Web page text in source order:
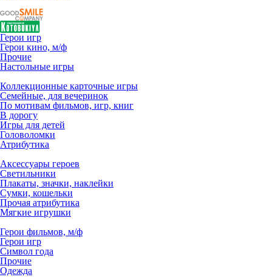
Герои игр
Герои кино, м/ф
Прочие
Настольные игры
Коллекционные карточные игры
Семейные, для вечеринок
По мотивам фильмов, игр, книг
В дорогу
Игры для детей
Головоломки
Атрибутика
Аксессуары героев
Светильники
Плакаты, значки, наклейки
Сумки, кошельки
Прочая атрибутика
Мягкие игрушки
Герои фильмов, м/ф
Герои игр
Символ года
Прочие
Одежда